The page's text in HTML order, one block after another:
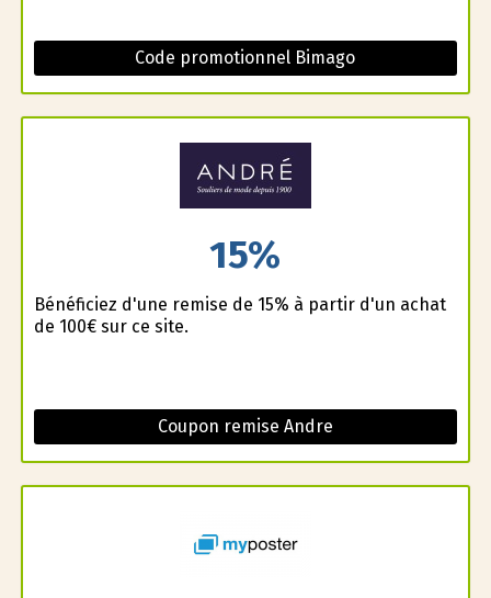
Code promotionnel Bimago
15%
Bénéficiez d'une remise de 15% à partir d'un achat
de 100€ sur ce site.
Coupon remise Andre